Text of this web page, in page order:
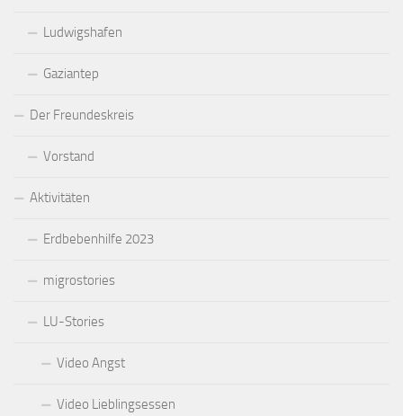
Ludwigshafen
Gaziantep
Der Freundeskreis
Vorstand
Aktivitäten
Erdbebenhilfe 2023
migrostories
LU-Stories
Video Angst
Video Lieblingsessen